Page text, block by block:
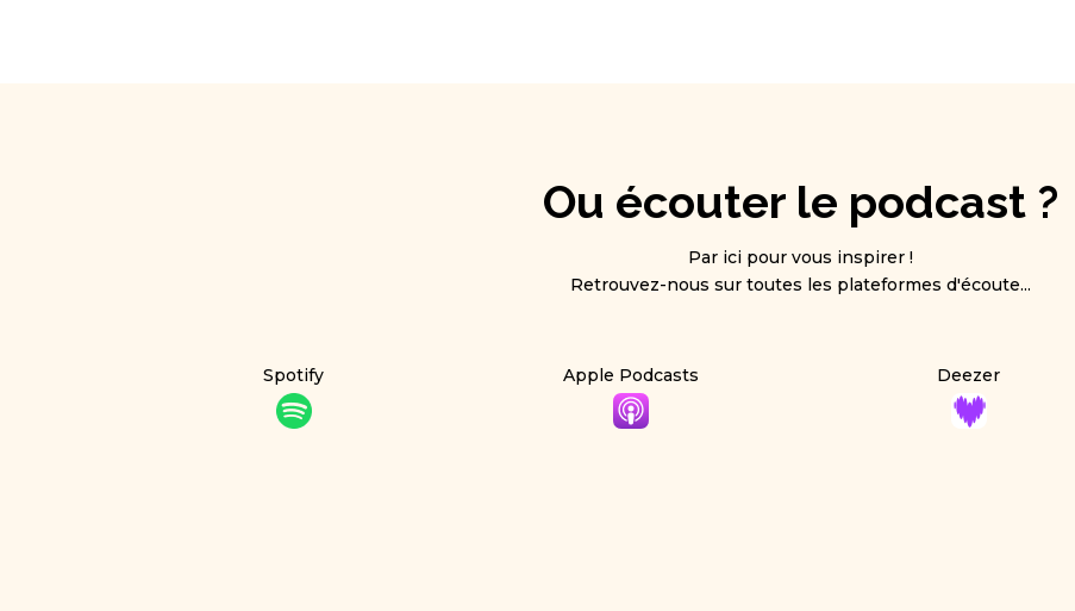
Ou écouter le podcast ?
Par ici pour vous inspirer !
Retrouvez-nous sur toutes les plateformes d'écoute...
Spotify Apple Podcasts Deezer